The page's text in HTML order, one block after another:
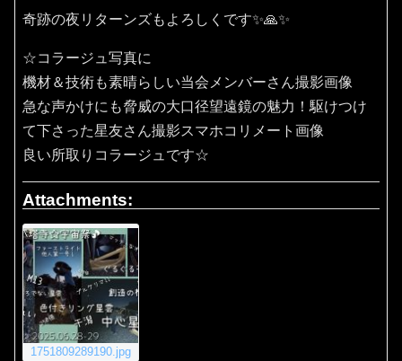
奇跡の夜リターンズもよろしくです✨🙏✨️
☆コラージュ写真に
機材＆技術も素晴らしい当会メンバーさん撮影画像
急な声かけにも脅威の大口径望遠鏡の魅力！駆けつけ
て下さった星友さん撮影スマホコリメート画像
良い所取りコラージュです☆
Attachments:
1751809289190.jpg